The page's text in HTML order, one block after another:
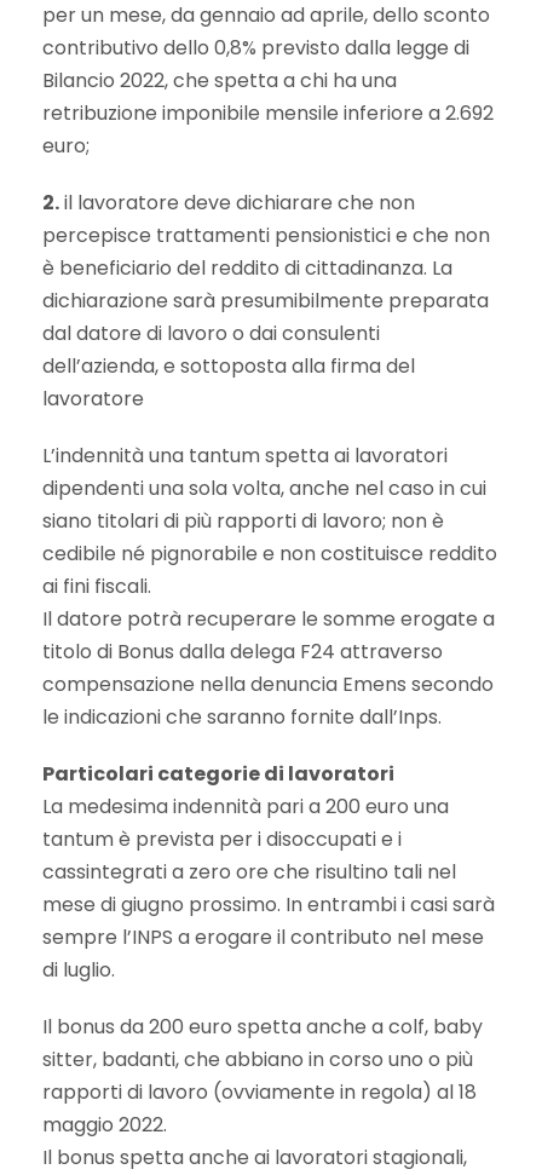
per un mese, da gennaio ad aprile, dello sconto
contributivo dello 0,8% previsto dalla legge di
Bilancio 2022, che spetta a chi ha una
retribuzione imponibile mensile inferiore a 2.692
euro;
2.il lavoratore deve dichiarare che non
percepisce trattamenti pensionistici e che non
è beneficiario del reddito di cittadinanza. La
dichiarazione sarà presumibilmente preparata
dal datore di lavoro o dai consulenti
dell’azienda, e sottoposta alla firma del
lavoratore
L’indennità una tantum spetta ai lavoratori
dipendenti una sola volta, anche nel caso in cui
siano titolari di più rapporti di lavoro; non è
cedibile né pignorabile e non costituisce reddito
ai fini fiscali.
Il datore potrà recuperare le somme erogate a
titolo di Bonus dalla delega F24 attraverso
compensazione nella denuncia Emens secondo
le indicazioni che saranno fornite dall’Inps.
Particolari categorie di lavoratori
La medesima indennità pari a 200 euro una
tantum è prevista per i disoccupati e i
cassintegrati a zero ore che risultino tali nel
mese di giugno prossimo. In entrambi i casi sarà
sempre l’INPS a erogare il contributo nel mese
di luglio.
Il bonus da 200 euro spetta anche a colf, baby
sitter, badanti, che abbiano in corso uno o più
rapporti di lavoro (ovviamente in regola) al 18
maggio 2022.
Il bonus spetta anche ai lavoratori stagionali,